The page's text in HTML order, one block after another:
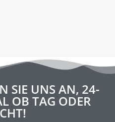
SIE UNS AN, 24-
OB TAG ODER